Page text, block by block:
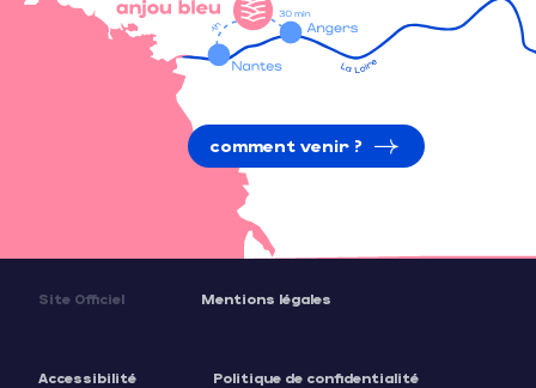
comment venir ?
Site Officiel Mentions légales
Accessibilité Politique de confidentialité